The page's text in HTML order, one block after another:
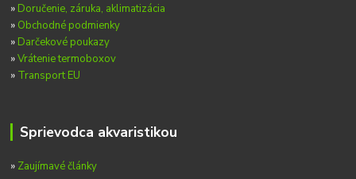
» Doručenie, záruka, aklimatizácia
» Obchodné podmienky
» Darčekové poukazy
»Vrátenie termoboxov
» Transport EU
Sprievodca akvaristikou
» Zaujímavé články